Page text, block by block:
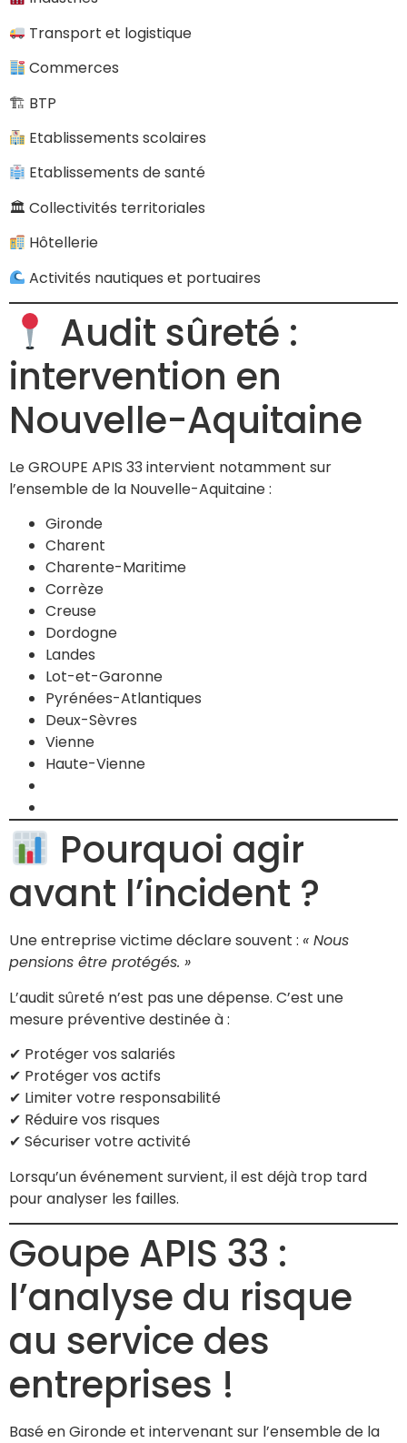
Transport et logistique
Commerces
🏗 BTP
Etablissements scolaires
Etablissements de santé
🏛 Collectivités territoriales
Hôtellerie
Activités nautiques et portuaires
Audit sûreté :
intervention en
Nouvelle-Aquitaine
Le GROUPE APIS 33 intervient notamment sur
l’ensemble de la Nouvelle-Aquitaine :
Gironde
Charent
Charente-Maritime
Corrèze
Creuse
Dordogne
Landes
Lot-et-Garonne
Pyrénées-Atlantiques
Deux-Sèvres
Vienne
Haute-Vienne
Pourquoi agir
avant l’incident ?
Une entreprise victime déclare souvent : « Nous
pensions être protégés. »
L’audit sûreté n’est pas une dépense. C’est une
mesure préventive destinée à :
✔ Protéger vos salariés
✔ Protéger vos actifs
✔ Limiter votre responsabilité
✔ Réduire vos risques
✔ Sécuriser votre activité
Lorsqu’un événement survient, il est déjà trop tard
pour analyser les failles.
Goupe APIS 33 :
l’analyse du risque
au service des
entreprises !
Basé en Gironde et intervenant sur l’ensemble de la